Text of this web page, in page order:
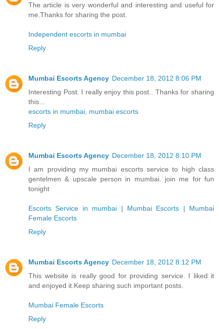
The article is very wonderful and interesting and useful for
me.Thanks for sharing the post.
Independent escorts in mumbai
Reply
Mumbai Escorts Agency December 18, 2012 8:06 PM
Interesting Post. I really enjoy this post.. Thanks for sharing
this...
escorts in mumbai, mumbai escorts
Reply
Mumbai Escorts Agency December 18, 2012 8:10 PM
I am providing my mumbai escorts service to high class
gentelmen & upscale person in mumbai. join me for fun
tonight
Escorts Service in mumbai | Mumbai Escorts | Mumbai
Female Escorts
Reply
Mumbai Escorts Agency December 18, 2012 8:12 PM
This website is really good for providing service. I liked it
and enjoyed it.Keep sharing such important posts.
Mumbai Female Escorts
Reply